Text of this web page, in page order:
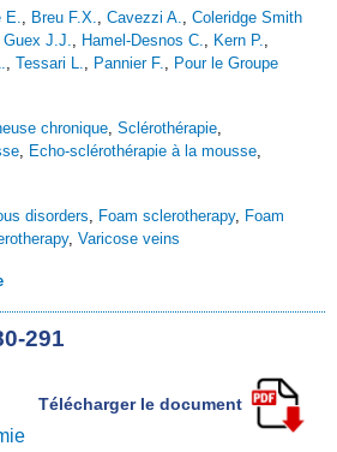
E. Breu F.X. Cavezzi A.
Coleridge Smith
Guex J.J. Hamel-Desnos C. Kern P.
Tessari L. Pannier F.
Pour le Groupe
chronique Sclérothérapie
Echo-sclérothérapie à la mousse
disorders Foam sclerotherapy, Foam
, Varicose veins
291
Télécharger le document